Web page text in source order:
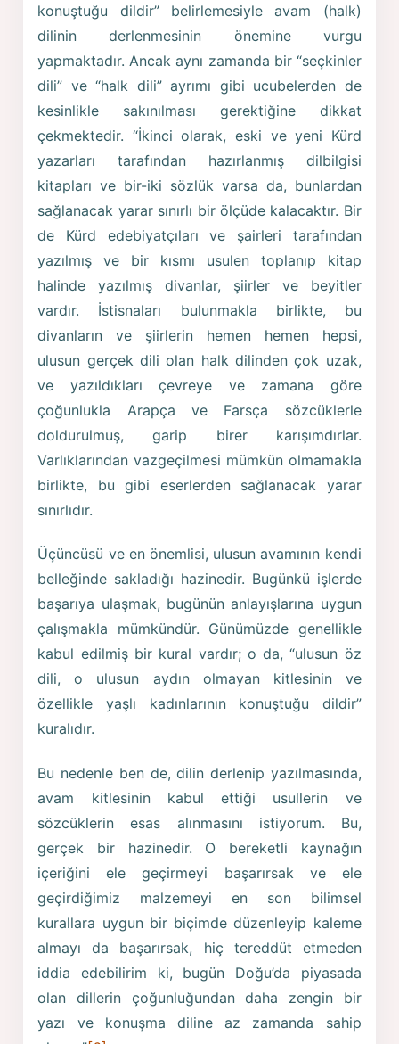
konuştuğu dildir” belirlemesiyle avam (halk)
dilinin derlenmesinin önemine vurgu
yapmaktadır. Ancak aynı zamanda bir “seçkinler
dili” ve “halk dili” ayrımı gibi ucubelerden de
kesinlikle sakınılması gerektiğine dikkat
çekmektedir. “İkinci olarak, eski ve yeni Kürd
yazarları tarafından hazırlanmış dilbilgisi
kitapları ve bir-iki sözlük varsa da, bunlardan
sağlanacak yarar sınırlı bir ölçüde kalacaktır. Bir
de Kürd edebiyatçıları ve şairleri tarafından
yazılmış ve bir kısmı usulen toplanıp kitap
halinde yazılmış divanlar, şiirler ve beyitler
vardır. İstisnaları bulunmakla birlikte, bu
divanların ve şiirlerin hemen hemen hepsi,
ulusun gerçek dili olan halk dilinden çok uzak,
ve yazıldıkları çevreye ve zamana göre
çoğunlukla Arapça ve Farsça sözcüklerle
doldurulmuş, garip birer karışımdırlar.
Varlıklarından vazgeçilmesi mümkün olmamakla
birlikte, bu gibi eserlerden sağlanacak yarar
sınırlıdır.
Üçüncüsü ve en önemlisi, ulusun avamının kendi
belleğinde sakladığı hazinedir. Bugünkü işlerde
başarıya ulaşmak, bugünün anlayışlarına uygun
çalışmakla mümkündür. Günümüzde genellikle
kabul edilmiş bir kural vardır; o da, “ulusun öz
dili, o ulusun aydın olmayan kitlesinin ve
özellikle yaşlı kadınlarının konuştuğu dildir”
kuralıdır.
Bu nedenle ben de, dilin derlenip yazılmasında,
avam kitlesinin kabul ettiği usullerin ve
sözcüklerin esas alınmasını istiyorum. Bu,
gerçek bir hazinedir. O bereketli kaynağın
içeriğini ele geçirmeyi başarırsak ve ele
geçirdiğimiz malzemeyi en son bilimsel
kurallara uygun bir biçimde düzenleyip kaleme
almayı da başarırsak, hiç tereddüt etmeden
iddia edebilirim ki, bugün Doğu’da piyasada
olan dillerin çoğunluğundan daha zengin bir
yazı ve konuşma diline az zamanda sahip